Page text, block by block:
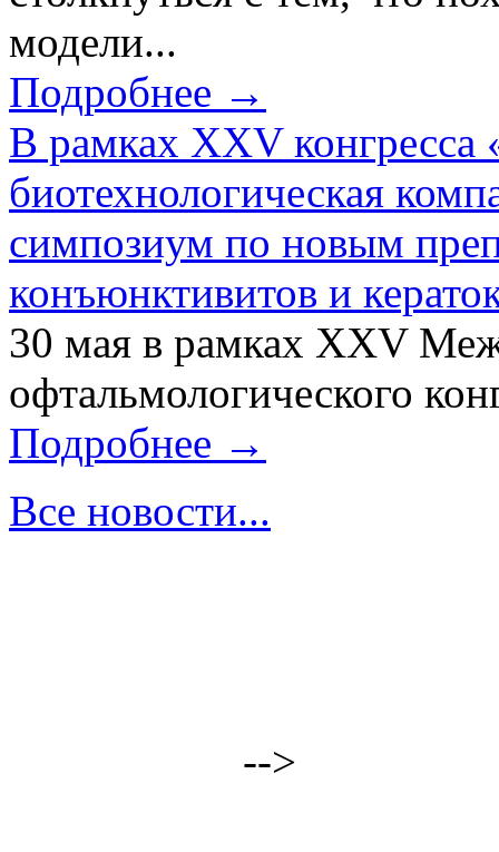
модели...
Подробнее →
В рамках XXV конгресса
биотехнологическая
симпозиум по новым
конъюнктивитов и
30 мая в рамках XXV
офтальмологического
Подробнее →
Все новости...
-->